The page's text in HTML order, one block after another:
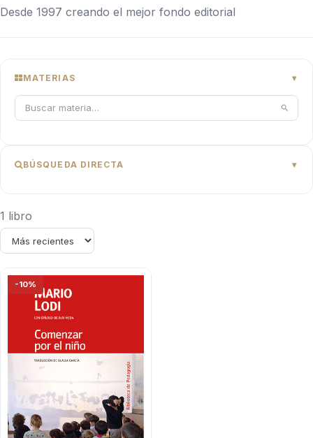
Desde 1997 creando el mejor fondo editorial
MATERIAS
BÚSQUEDA DIRECTA
1 libro
-10%